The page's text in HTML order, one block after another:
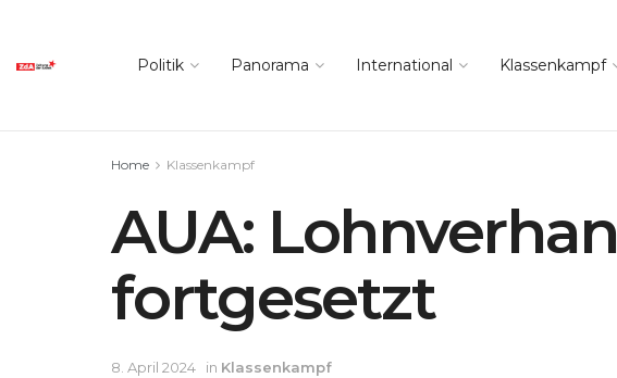
Politik Panorama International Klassenkampf
Home Klassenkampf
AUA:
fortgesetzt
8. April 2024 in Klassenkampf